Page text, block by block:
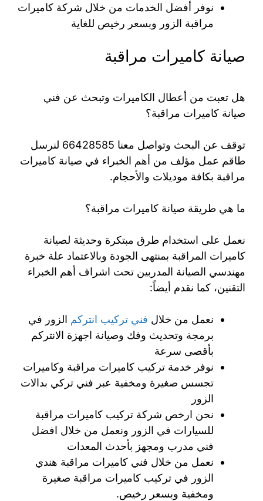
نوفر أفضل الخدمات من خلال شركة كاميرات
مراقبة الزور وبسعر رخيص للغاية
صيانة كاميرات مراقبة
هل تعبت من أعطال الكاميرات وتبحث عن فني
صيانة كاميرات مراقبة؟
توقف عن البحث وتواصل معنا 66428585 لنرسل
طاقم عمل مؤلف من أهم الخبراء في صيانة كاميرات
مراقبة بكافة موديلات والأحجام.
ما هي طريقة صيانة كاميرات مراقبة؟
نعمل على استخدام طرق مبتكرة وحديثة لصيانة
كاميرات المراقبة بمنتهى الجودة وبالاعتماد علة خبرة
مهندسي الصيانة المدربين تحت اشراف أهم الخبراء
التقنين، كما نقدم أيضاً:
نعمل من خلال فني تركيب انتركم الزور في
برمجة وتحديث وفك وصيانة اجهزة الانتركم
بأقصى سرعة
نوفر خدمة تركيب كاميرات مراقبة وكاميرات
تجسس صغيرة ومخفية عبر فني تركي بدالات
الزور
نحن ارخص شركة تركيب كاميرات مراقبة
للسيارات في الزور ونعمل من خلال افضل
فني مدرب ومجهز بأحدث المعدات
نعمل من خلال فني كاميرات مراقبة هندي
الزور في تركيب كاميرات مراقبة صغيرة
ومخفية وبسعر رخيص.